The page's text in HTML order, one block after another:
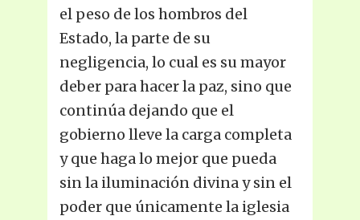
el peso de los hombros del
Estado, la parte de su
negligencia, lo cual es su mayor
deber para hacer la paz, sino que
continúa dejando que el
gobierno lleve la carga completa
y que haga lo mejor que pueda
sin la iluminación divina y sin el
poder que únicamente la iglesia